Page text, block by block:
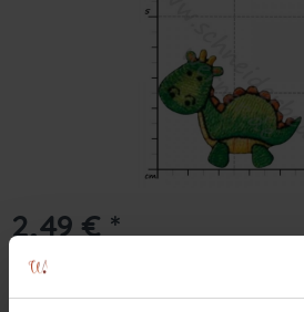
2,49 € *
inkl. MwSt.
Versand erst ab dem 24.08.2026.